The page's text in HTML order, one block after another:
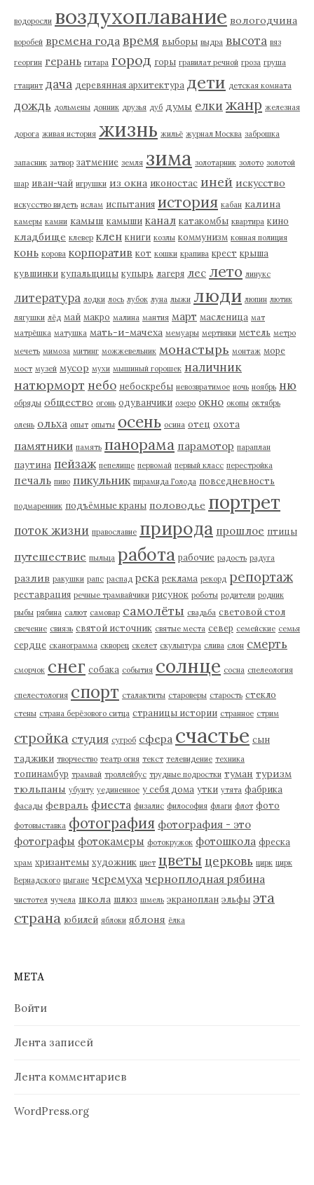
водоросли воздухоплавание вологодчина
воробей времена года время выборы выдра высота вяз
георгин герань гитара город горы гравилат речной гроза груша
гтацинт дача деревянная архитектура дети детская комната
дождь дольмены донник друзья дуб думы елки жанр железная
дорога живая история жизнь жильё журнал Москва заброшка
запасник затвор затмение земля зима золотарник золото золотой
шар иван-чай игрушки из окна иконостас иней искусство
искусство видеть ислам испытания история кабан калина
камеры камни камыш камыши канал катакомбы квартира кино
кладбище клевер клен книги козлы коммунизм конная полиция
конь корова корпоратив кот кошки крапива крест крыша
кувшинки купальщицы купырь лагеря лес лето линукс
литература лодки лось лубок луна лыжи люди люпин лютик
лягушки лёд май макро малина мантия март масленица мат
матрёшка матушка мать-и-мачеха мемуары мертвяки метель метро
мечеть мимоза митинг можжевельник монастырь монтаж море
мост музей мусор мухи мышиный горошек наличник
натюрморт небо небоскребы невозвратимое ночь ноябрь ню
обряды общество огонь одуванчики озеро окно окопы октябрь
олень ольха опыт опыты осень осина отец охота
памятники память панорама парамотор параплан
паутина пейзаж пепелище первомай первый класс перестройка
печаль пиво пикульник пирамида Голода повседневность
подмаренник подъёмные краны половодье портрет
поток жизни православие природа прошлое птицы
путешествие пыльца работа рабочие радость радуга
разлив ракушки рапс распад река реклама рекорд репортаж
реставрация речные трамвайчики рисунок роботы родители родник
рыбы рябина салют самовар самолёты свадьба световой стол
свечение свиязь святой источник святые места север семейские семья
сердце сканограмма скворец скелет скульптура слива слон смерть
сморчок снег собака события солнце сосна спелеология
спелестология спорт сталактиты староверы старость стекло
стены страна берёзового ситца страницы истории странное стрим
стройка студия сугроб сфера счастье сын
таджики творчество театр огня текст телевидение техника
топинамбур трамвай троллейбус трудные подростки туман туризм
тюльпаны убунту уединенное у себя дома утки утята фабрика
фасады февраль фиеста физалис философия флаги флот фото
фотовыставка фотография фотография - это
фотографы фотокамеры фотокружок фотошкола фреска
храм хризантемы художник цвет цветы церковь цирк цирк
Вернадского цыгане черемуха черноплодная рябина
чистотел чучела школа шлюз шмель экраноплан эльфы эта
страна юбилей яблоки яблоня ёлка
МЕТА
Войти
Лента записей
Лента комментариев
WordPress.org